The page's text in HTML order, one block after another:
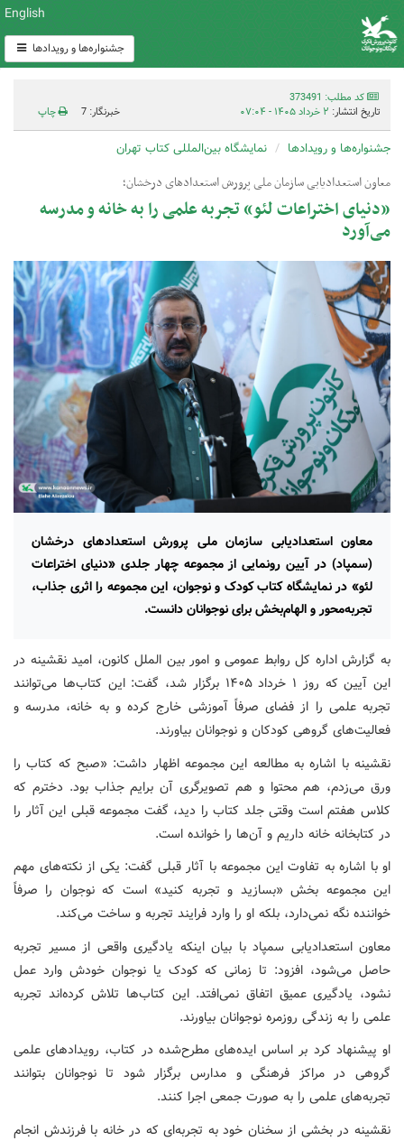
English
جشنواره‌ها و رویدادها
کد مطلب: 373491
تاریخ انتشار: ۲ خرداد ۱۴۰۵ - ۰۷:۰۴ خبرنگار: 7 چاپ
جشنواره‌ها و رویدادها نمایشگاه بین‌المللی کتاب تهران
معاون استعدادیابی سازمان ملی پرورش استعدادهای درخشان؛
«دنیای اختراعات لئو» تجربه علمی را به خانه و مدرسه
می‌آورد
معاون استعدادیابی سازمان ملی پرورش استعدادهای درخشان
(سمپاد) در آیین رونمایی از مجموعه چهار جلدی «دنیای اختراعات
لئو» در نمایشگاه کتاب کودک و نوجوان، این مجموعه را اثری جذاب،
تجربه‌محور و الهام‌بخش برای نوجوانان دانست.
به گزارش اداره کل روابط عمومی و امور بین الملل کانون، امید نقشینه در
این آیین که روز ۱ خرداد ۱۴۰۵ برگزار شد، گفت: این کتاب‌ها می‌توانند
تجربه علمی را از فضای صرفاً آموزشی خارج کرده و به خانه، مدرسه و
فعالیت‌های گروهی کودکان و نوجوانان بیاورند.
نقشینه با اشاره به مطالعه این مجموعه اظهار داشت: «صبح که کتاب را
ورق می‌زدم، هم محتوا و هم تصویرگری آن برایم جذاب بود. دخترم که
کلاس هفتم است وقتی جلد کتاب را دید، گفت مجموعه قبلی این آثار را
در کتابخانه خانه داریم و آن‌ها را خوانده است.
او با اشاره به تفاوت این مجموعه با آثار قبلی گفت: یکی از نکته‌های مهم
این مجموعه بخش «بسازید و تجربه کنید» است که نوجوان را صرفاً
خواننده نگه نمی‌دارد، بلکه او را وارد فرایند تجربه و ساخت می‌کند.
معاون استعدادیابی سمپاد با بیان اینکه یادگیری واقعی از مسیر تجربه
حاصل می‌شود، افزود: تا زمانی که کودک یا نوجوان خودش وارد عمل
نشود، یادگیری عمیق اتفاق نمی‌افتد. این کتاب‌ها تلاش کرده‌اند تجربه
علمی را به زندگی روزمره نوجوانان بیاورند.
او پیشنهاد کرد بر اساس ایده‌های مطرح‌شده در کتاب، رویدادهای علمی
گروهی در مراکز فرهنگی و مدارس برگزار شود تا نوجوانان بتوانند
تجربه‌های علمی را به صورت جمعی اجرا کنند.
نقشینه در بخشی از سخنان خود به تجربه‌ای که در خانه با فرزندش انجام